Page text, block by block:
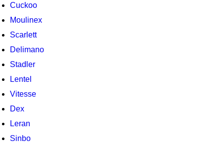
Cuckoo
Moulinex
Scarlett
Delimano
Stadler
Lentel
Vitesse
Dex
Leran
Sinbo